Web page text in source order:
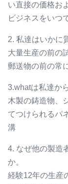
い直接の価格お
ビジネスをいつ
2. 私達はいかに
大量生産の前の
郵送物の前の常
3.whatは私達か
木製の鋳造物、
てつけられるパ
溝
4. なぜ他の製造
か。
経験12年の生産